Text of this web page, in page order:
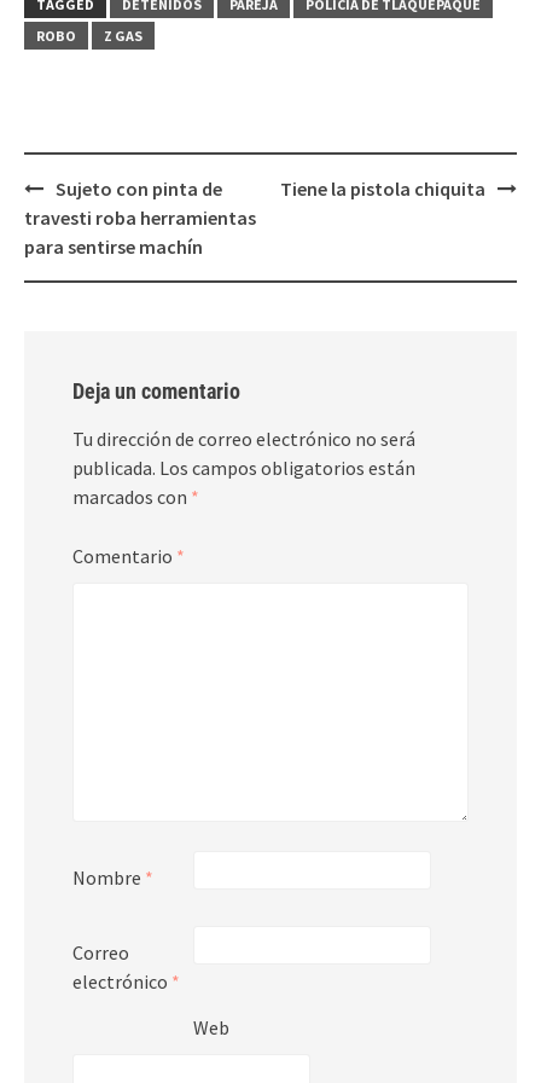
una
ventana
nueva)
una
ventana
nueva)
TAGGED
DETENIDOS PAREJA
POLICÍA DE TLAQUEPAQUE
ROBO
Z GAS
Post
navigation
Sujeto con pinta de
travesti roba herramientas
para sentirse machín
Tiene la pistola chiquita
Deja un comentario
Tu dirección de correo electrónico no será
publicada. Los campos obligatorios están
marcados con *
Comentario *
Nombre *
Correo
electrónico *
Web